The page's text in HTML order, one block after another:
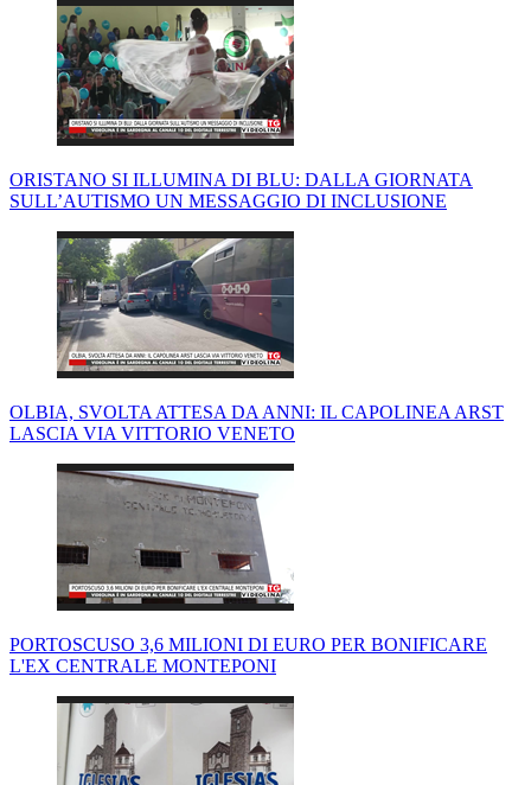
ORISTANO SI ILLUMINA DI BLU: DALLA GIORNATA
SULL’AUTISMO UN MESSAGGIO DI INCLUSIONE
OLBIA, SVOLTA ATTESA DA ANNI: IL CAPOLINEA ARST
LASCIA VIA VITTORIO VENETO
PORTOSCUSO 3,6 MILIONI DI EURO PER BONIFICARE
L'EX CENTRALE MONTEPONI